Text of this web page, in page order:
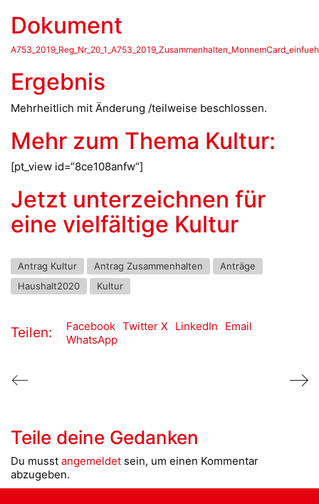
Dokument
Ergebnis
Mehrheitlich mit Änderung /teilweise beschlossen.
Mehr zum Thema Kultur:
[pt_view id=“8ce108anfw“]
Jetzt unterzeichnen für
eine vielfältige Kultur
Antrag Kultur Antrag Zusammenhalten
Anträge
Haushalt2020
Kultur
Teilen: Facebook Twitter X LinkedIn
Email
WhatsApp
Teile deine Gedanken
Du musst angemeldet sein, um einen Kommentar
abzugeben.